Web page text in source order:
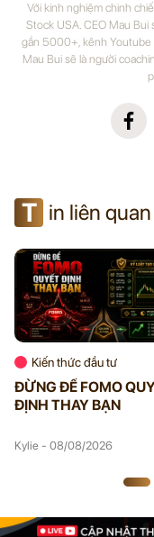
Với kinh nghiệm chinh
Stock USA. CEO Mau
gần 5000+, kênh Youtube
Mau Bui sẽ là người
T in liên quan
Kiến thức đầu tư
ĐỪNG ĐỂ FOMO
ĐỊNH THAY BẠN
Kylie - 08/08/2026